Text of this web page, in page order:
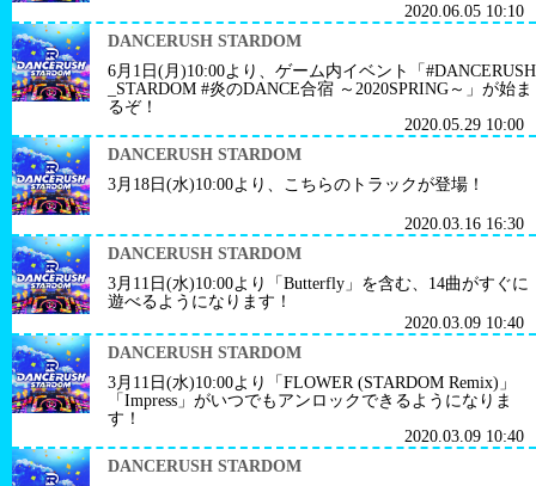
2020.06.05 10:10
DANCERUSH STARDOM
6月1日(月)10:00より、ゲーム内イベント「#DANCERUSH
_STARDOM #炎のDANCE合宿 ～2020SPRING～」が始ま
るぞ！
2020.05.29 10:00
DANCERUSH STARDOM
3月18日(水)10:00より、こちらのトラックが登場！
2020.03.16 16:30
DANCERUSH STARDOM
3月11日(水)10:00より「Butterfly」を含む、14曲がすぐに
遊べるようになります！
2020.03.09 10:40
DANCERUSH STARDOM
3月11日(水)10:00より「FLOWER (STARDOM Remix)」
「Impress」がいつでもアンロックできるようになりま
す！
2020.03.09 10:40
DANCERUSH STARDOM